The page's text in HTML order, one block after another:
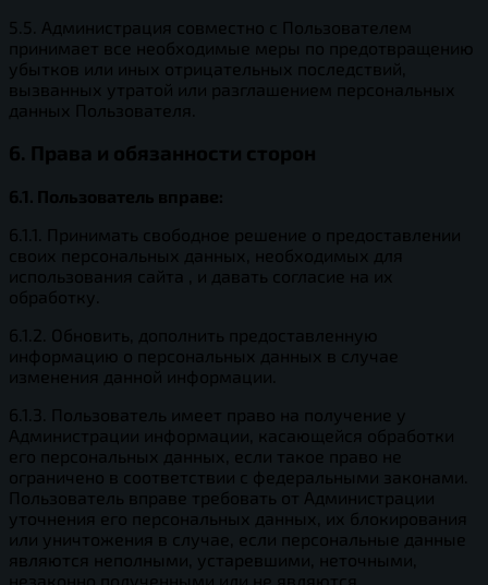
5.5. Администрация совместно с Пользователем
принимает все необходимые меры по предотвращению
убытков или иных отрицательных последствий,
вызванных утратой или разглашением персональных
данных Пользователя.
6. Права и обязанности сторон
6.1. Пользователь вправе:
6.1.1. Принимать свободное решение о предоставлении
своих персональных данных, необходимых для
использования сайта , и давать согласие на их
обработку.
6.1.2. Обновить, дополнить предоставленную
информацию о персональных данных в случае
изменения данной информации.
6.1.3. Пользователь имеет право на получение у
Администрации информации, касающейся обработки
его персональных данных, если такое право не
ограничено в соответствии с федеральными законами.
Пользователь вправе требовать от Администрации
уточнения его персональных данных, их блокирования
или уничтожения в случае, если персональные данные
являются неполными, устаревшими, неточными,
незаконно полученными или не являются